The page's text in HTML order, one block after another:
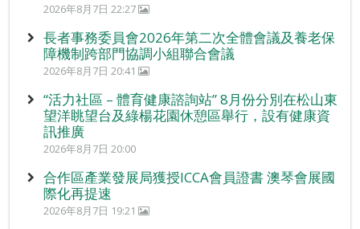
2026年8月7日 22:27
長者事務委員會2026年第二次全體會議及養老保
障機制跨部門協調小組聯合會議
2026年8月7日 20:41
“活力社區 – 體育健康諮詢站” 8月份分別在松山東
望洋眺望台及綠楊花園休憩區舉行，設有健康資
訊推廣
2026年8月7日 20:00
合作區產業發展局獲授ICCA會員證書 澳琴會展國
際化再提速
2026年8月7日 19:21